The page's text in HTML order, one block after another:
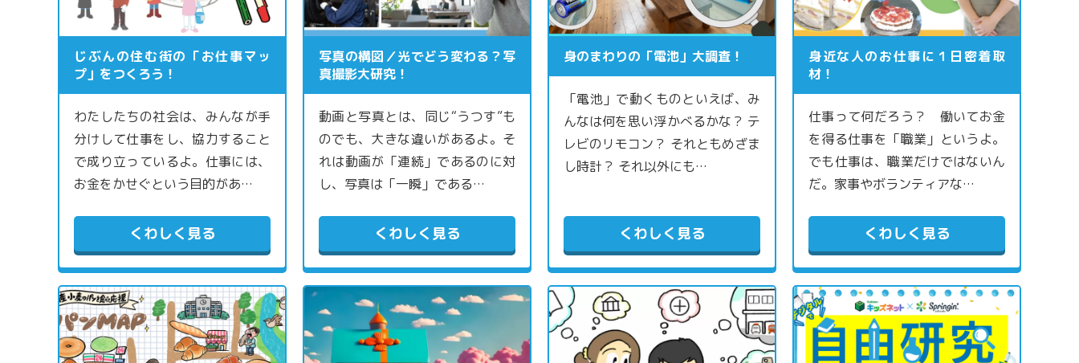
じぶんの住む街の「お仕事マッ
プ」をつくろう！
わたしたちの社会は、みんなが手
分けして仕事をし、協力すること
で成り立っているよ。仕事には、
お金をかせぐという目的があ…
くわしく見る
写真の構図／光でどう変わる？写
真撮影大研究！
動画と写真とは、同じ“うつす”も
のでも、大きな違いがあるよ。そ
れは動画が「連続」であるのに対
し、写真は「一瞬」である…
くわしく見る
身のまわりの「電池」大調査！
「電池」で動くものといえば、み
んなは何を思い浮かべるかな？ テ
レビのリモコン？ それともめざま
し時計？ それ以外にも…
くわしく見る
身近な人のお仕事に１日密着取
材！
仕事って何だろう？ 働いてお金
を得る仕事を「職業」というよ。
でも仕事は、職業だけではないん
だ。家事やボランティアな…
くわしく見る